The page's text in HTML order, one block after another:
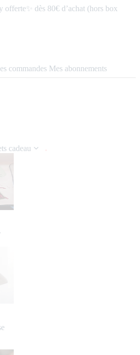
offerte✨ dès 80€ d’achat (hors box
google) ⭢
commandes Mes abonnements
cadeau